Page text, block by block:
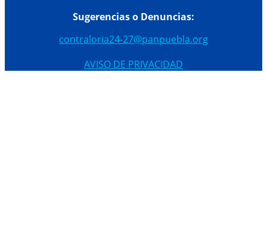
Sugerencias o Denuncias:
contraloria24-27@panpuebla.org
AVISO DE PRIVACIDAD